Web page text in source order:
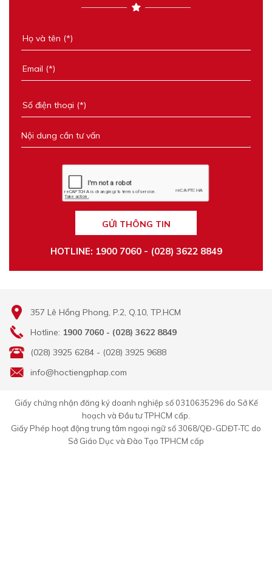
GỬI THÔNG TIN
HOTLINE: 1900 7060 - (028) 3622 8849
357 Lê Hồng Phong, P.2, Q.10, TP.HCM
Hotline: 1900 7060 - (028) 3622 8849
(028) 3925 6284 - (028) 3925 9688
info@hoctiengphap.com
Giấy chứng nhận đăng ký doanh nghiệp số 0310635296 do Sở Kế
hoạch và Đầu tư TPHCM cấp.
Giấy Phép hoạt động trung tâm ngoại ngữ số 3068/QĐ-GDĐT-TC do
Sở Giáo Dục và Đào Tạo TPHCM cấp